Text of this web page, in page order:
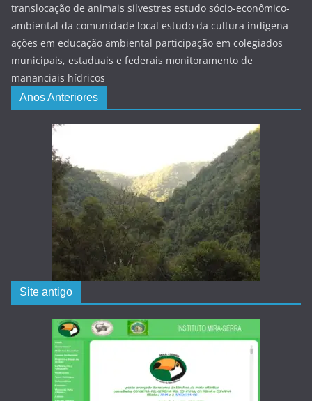
translocação de animais silvestres estudo sócio-econômico-
ambiental da comunidade local estudo da cultura indígena
ações em educação ambiental participação em colegiados
municipais, estaduais e federais monitoramento de
mananciais hídricos
Anos Anteriores
Site antigo